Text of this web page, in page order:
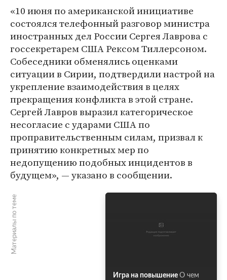
«10 июня по американской инициативе
состоялся телефонный разговор министра
иностранных дел России Сергея Лаврова с
госсекретарем США Рексом Тиллерсоном.
Собеседники обменялись оценками
ситуации в Сирии, подтвердили настрой на
укрепление взаимодействия в целях
прекращения конфликта в этой стране.
Сергей Лавров выразил категорическое
несогласие с ударами США по
проправительственным силам, призвал к
принятию конкретных мер по
недопущению подобных инцидентов в
будущем», — указано в сообщении.
Материалы по теме
Игра на повышение О чем